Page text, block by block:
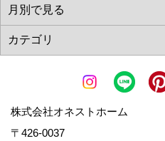
株式会社オネストホーム
〒426-0037